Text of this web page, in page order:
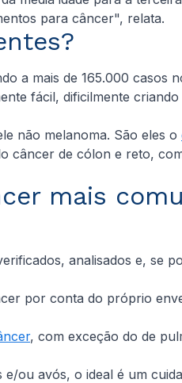
para câncer", relata.
a mais de 165.000 casos
fácil, dificilmente
não melanoma. São eles o
câncer de cólon e reto,
mais
analisados e, se
por conta do próprio
, com exceção do de
ou avós, o ideal é um